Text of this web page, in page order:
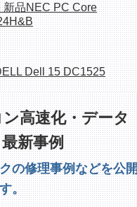
新品NEC PC Core
Dell 15 DC1525
512GB
業中のお知らせ
販売中 富士通
高速化・データ
新事例
の修理事例などを公
。